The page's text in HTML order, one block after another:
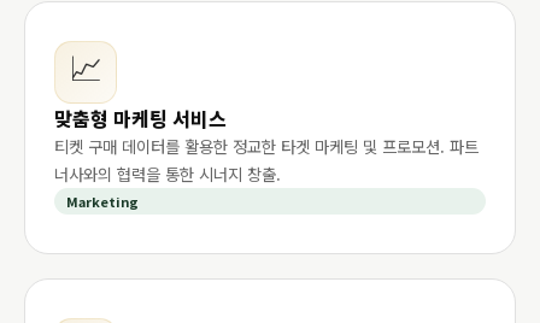
📈
맞춤형 마케팅 서비스
티켓 구매 데이터를 활용한 정교한 타겟 마케팅 및 프로모션. 파트
너사와의 협력을 통한 시너지 창출.
Marketing